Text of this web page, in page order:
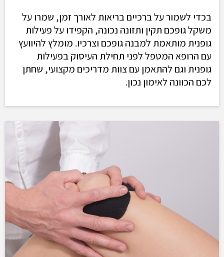
בכדי לשמור על ברכיים בריאות לאורך זמן, שמרו על
משקל גופכם תקין ותזונה נכונה, הקפידו על פעילות
גופנית מותאמת למבנה גופכם וצרכיו. מומלץ להיוועץ
עם הרופא המטפל לפני תחילת העיסוק בפעילות
גופנית וגם להתאמן עם צוות מדריכים מקצועי, שחתן
לכם הכוונה לאימון נכון.